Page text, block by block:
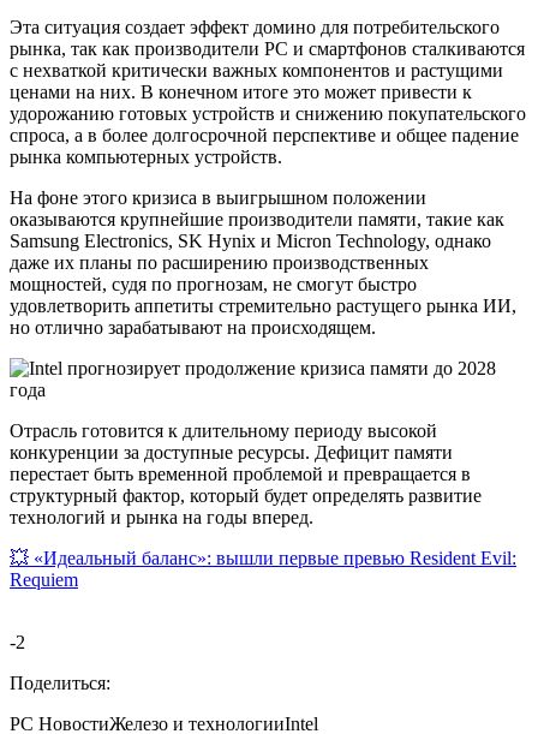
Эта ситуация создает эффект домино для потребительского
рынка, так как производители PC и смартфонов сталкиваются
с нехваткой критически важных компонентов и растущими
ценами на них. В конечном итоге это может привести к
удорожанию готовых устройств и снижению покупательского
спроса, а в более долгосрочной перспективе и общее падение
рынка компьютерных устройств.
На фоне этого кризиса в выигрышном положении
оказываются крупнейшие производители памяти, такие как
Samsung Electronics, SK Hynix и Micron Technology, однако
даже их планы по расширению производственных
мощностей, судя по прогнозам, не смогут быстро
удовлетворить аппетиты стремительно растущего рынка ИИ,
но отлично зарабатывают на происходящем.
Отрасль готовится к длительному периоду высокой
конкуренции за доступные ресурсы. Дефицит памяти
перестает быть временной проблемой и превращается в
структурный фактор, который будет определять развитие
технологий и рынка на годы вперед.
💥 «Идеальный баланс»: вышли первые превью Resident Evil:
Requiem
-2
Поделиться:
PC НовостиЖелезо и технологииIntel